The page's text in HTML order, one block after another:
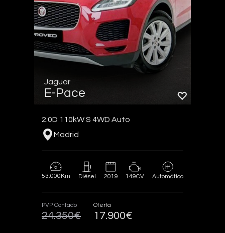
Jaguar
E-Pace
2.0D 110kW S 4WD Auto
Madrid
53.000Km Diésel 2019 149CV Automático
PVP Contado
24.350€
Oferta
17.900€